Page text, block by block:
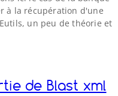
à la récupération d'une
un peu de théorie et
de Blast xml